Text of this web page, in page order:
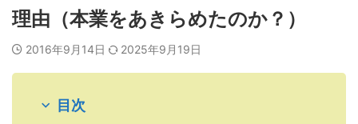
理由（本業をあきらめたのか？）
2016年9月14日 2025年9月19日
目次